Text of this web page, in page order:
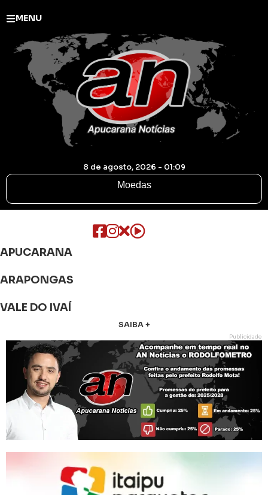
MENU
8 de agosto, 2026 - 01:09
Moedas
APUCARANA
ARAPONGAS
VALE DO IVAÍ
SAIBA +
Publicidade